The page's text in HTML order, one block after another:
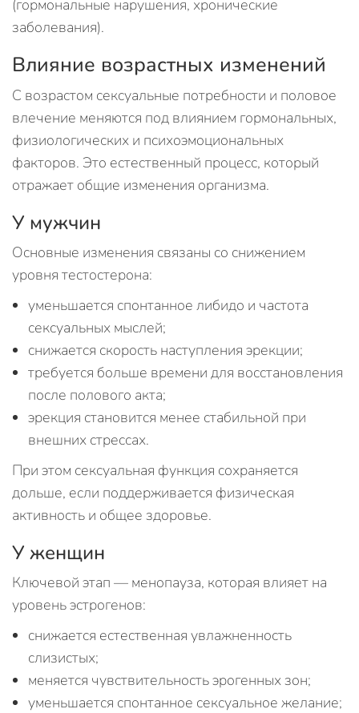
(гормональные нарушения, хронические
заболевания).
Влияние возрастных изменений
С возрастом сексуальные потребности и половое
влечение меняются под влиянием гормональных,
физиологических и психоэмоциональных
факторов. Это естественный процесс, который
отражает общие изменения организма.
У мужчин
Основные изменения связаны со снижением
уровня тестостерона:
уменьшается спонтанное либидо и частота
сексуальных мыслей;
снижается скорость наступления эрекции;
требуется больше времени для восстановления
после полового акта;
эрекция становится менее стабильной при
внешних стрессах.
При этом сексуальная функция сохраняется
дольше, если поддерживается физическая
активность и общее здоровье.
У женщин
Ключевой этап — менопауза, которая влияет на
уровень эстрогенов:
снижается естественная увлажненность
слизистых;
меняется чувствительность эрогенных зон;
уменьшается спонтанное сексуальное желание;